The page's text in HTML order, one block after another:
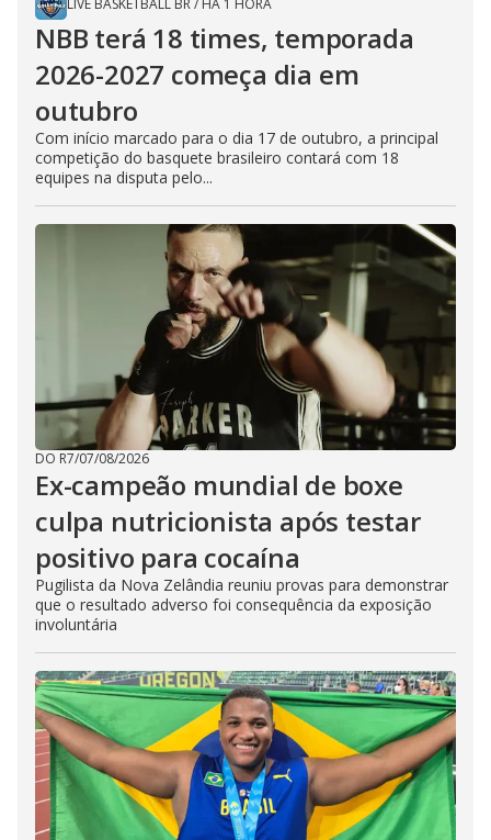
LIVE BASKETBALL BR/ HÁ 1 HORA
NBB terá 18 times, temporada
2026-2027 começa dia em
outubro
Com início marcado para o dia 17 de outubro, a principal
competição do basquete brasileiro contará com 18
equipes na disputa pelo...
DO R7/07/08/2026
Ex-campeão mundial de boxe
culpa nutricionista após testar
positivo para cocaína
Pugilista da Nova Zelândia reuniu provas para demonstrar
que o resultado adverso foi consequência da exposição
involuntária